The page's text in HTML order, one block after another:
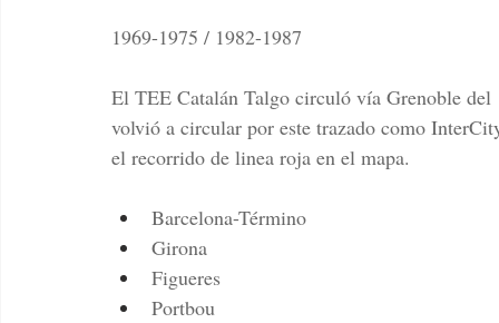
1969-1975 / 1982-1987
El TEE Catalán Talgo circuló vía Grenoble
volvió a circular por este trazado como
el recorrido de linea roja en el mapa.
Barcelona-Término
Girona
Figueres
Portbou